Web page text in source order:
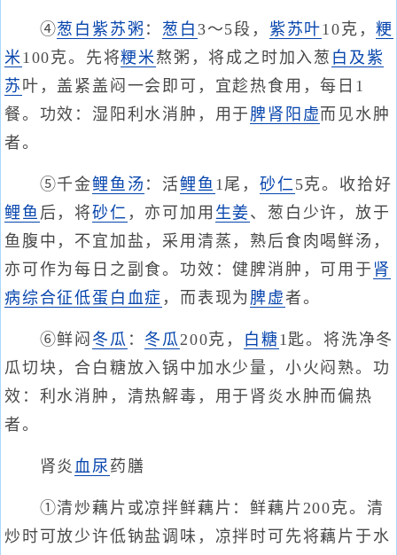
④葱白紫苏粥 ： 葱白 3～5段， 紫苏叶10克，粳
米100克。先将粳米熬粥，将成之时加入葱 白及紫
苏 叶，盖紧盖闷一会即可，宜趁热食用，每日1
餐。功效：湿阳利水消肿，用于 脾肾阳虚 而见水肿
者。
⑤千金鲤鱼汤 ：活鲤鱼 1尾，砂仁5克。收拾好
鲤鱼 后，将砂仁 ，亦可加用 生姜、葱白少许，放于
鱼腹中，不宜加盐，采用清蒸，熟后食肉喝鲜汤，
亦可作为每日之副食。功效：健脾消肿，可用于 肾
病综合征低蛋白血症 ，而表现为 脾虚者。
⑥鲜闷 冬瓜 ： 冬瓜200克， 白糖1匙。将洗净冬
瓜切块，合白糖放入锅中加水少量，小火闷熟。功
效：利水消肿，清热解毒，用于肾炎水肿而偏热
者。
肾炎 血尿 药膳
①清炒藕片或凉拌鲜藕片：鲜藕片200克。清
炒时可放少许低钠盐调味，凉拌时可先将藕片于水